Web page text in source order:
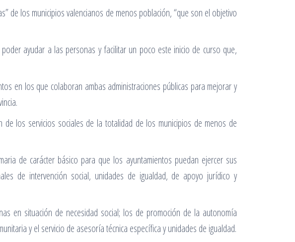
de los municipios valencianos de menos población, “que son el objetivo
ayudar a las personas y facilitar un poco este inicio de curso que,
en los que colaboran ambas administraciones públicas para mejorar y
los servicios sociales de la totalidad de los municipios de menos de
de carácter básico para que los ayuntamientos puedan ejercer sus
de intervención social, unidades de igualdad, de apoyo jurídico y
en situación de necesidad social; los de promoción de la autonomía
y el servicio de asesoría técnica específica y unidades de igualdad.